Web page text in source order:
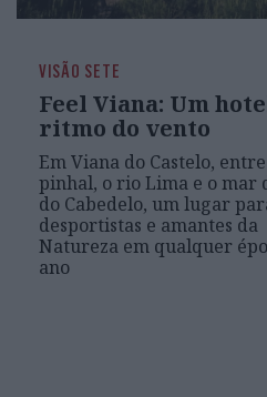
VISÃO SETE
Feel Viana: Um
ritmo do vento
Em Viana do Castelo,
pinhal, o rio Lima e o mar
do Cabedelo, um lugar
desportistas e amantes da
Natureza em qualquer
ano